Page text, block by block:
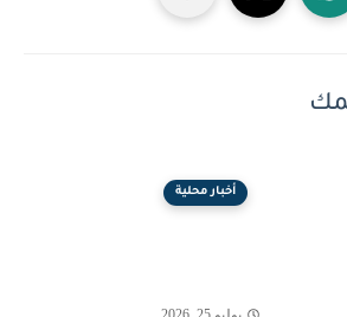
أخبار محلية